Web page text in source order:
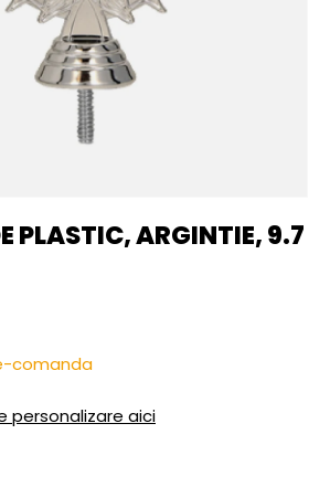
PLASTIC, ARGINTIE, 9.7
comanda
personalizare aici